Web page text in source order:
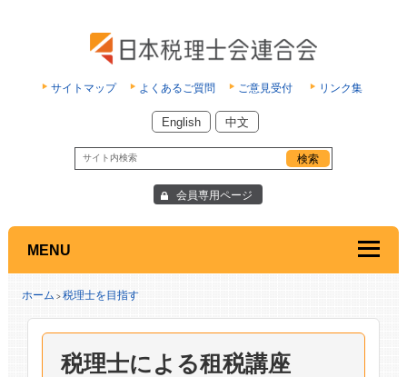
サイトマップ よくあるご質問 ご意見受付 リンク集
English 中文
会員専用ページ
MENU
ホーム > 税理士を目指す
税理士による租税講座